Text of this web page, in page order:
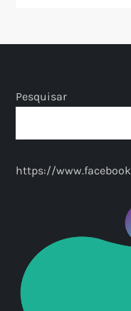
Pesquisar
https://